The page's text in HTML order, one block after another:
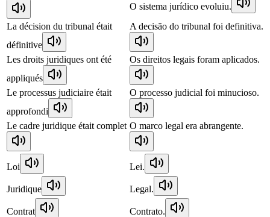
O sistema jurídico evoluiu.
La décision du tribunal était
définitive
A decisão do tribunal foi definitiva.
Les droits juridiques ont été
appliqués
Os direitos legais foram aplicados.
Le processus judiciaire était
approfondi
O processo judicial foi minucioso.
Le cadre juridique était complet O marco legal era abrangente.
Loi Lei.
Juridique Legal.
Contrat Contrato.